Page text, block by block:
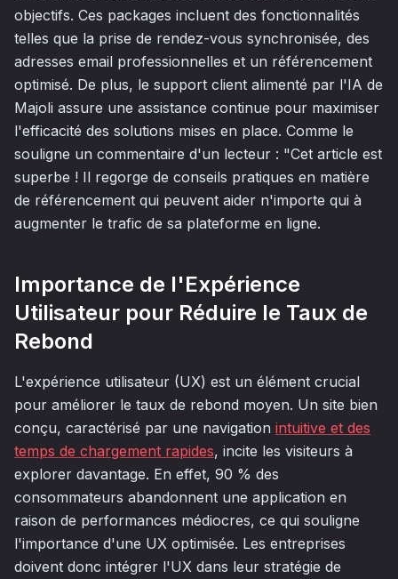
objectifs. Ces packages incluent des fonctionnalités
telles que la prise de rendez-vous synchronisée, des
adresses email professionnelles et un référencement
optimisé. De plus, le support client alimenté par l'IA de
Majoli assure une assistance continue pour maximiser
l'efficacité des solutions mises en place. Comme le
souligne un commentaire d'un lecteur : "Cet article est
superbe ! Il regorge de conseils pratiques en matière
de référencement qui peuvent aider n'importe qui à
augmenter le trafic de sa plateforme en ligne.
Importance de l'Expérience
Utilisateur pour Réduire le Taux de
Rebond
L'expérience utilisateur (UX) est un élément crucial
pour améliorer le taux de rebond moyen. Un site bien
conçu, caractérisé par une navigation intuitive et des
temps de chargement rapides, incite les visiteurs à
explorer davantage. En effet, 90 % des
consommateurs abandonnent une application en
raison de performances médiocres, ce qui souligne
l'importance d'une UX optimisée. Les entreprises
doivent donc intégrer l'UX dans leur stratégie de